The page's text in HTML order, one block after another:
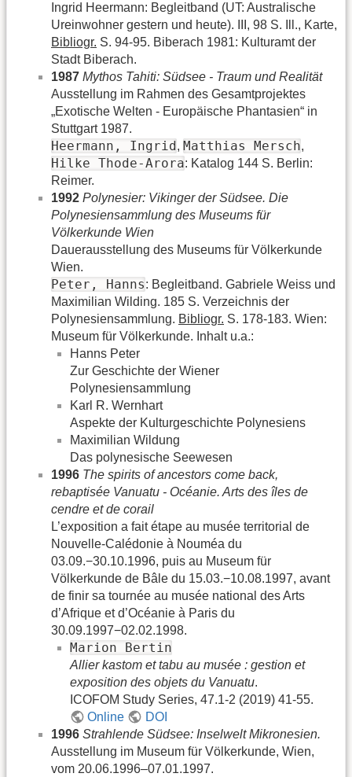
Ingrid Heermann: Begleitband (UT: Australische
Ureinwohner gestern und heute). III, 98 S. Ill., Karte,
Bibliogr. S. 94-95. Biberach 1981: Kulturamt der
Stadt Biberach.
1987 Mythos Tahiti: Südsee - Traum und Realität
Ausstellung im Rahmen des Gesamtprojektes
„Exotische Welten - Europäische Phantasien“ in
Stuttgart 1987.
Heermann, Ingrid , Matthias Mersch,
Hilke Thode-Arora: Katalog 144 S. Berlin:
Reimer.
1992 Polynesier: Vikinger der Südsee. Die
Polynesiensammlung des Museums für
Völkerkunde Wien
Dauerausstellung des Museums für Völkerkunde
Wien.
Peter, Hanns: Begleitband. Gabriele Weiss und
Maximilian Wilding. 185 S. Verzeichnis der
Polynesiensammlung. Bibliogr. S. 178-183. Wien:
Museum für Völkerkunde. Inhalt u.a.:
Hanns Peter
Zur Geschichte der Wiener
Polynesiensammlung
Karl R. Wernhart
Aspekte der Kulturgeschichte Polynesiens
Maximilian Wildung
Das polynesische Seewesen
1996 The spirits of ancestors come back,
rebaptisée Vanuatu - Océanie. Arts des îles de
cendre et de corail
L’exposition a fait étape au musée territorial de
Nouvelle-Calédonie à Nouméa du
03.09.−30.10.1996, puis au Museum für
Völkerkunde de Bâle du 15.03.−10.08.1997, avant
de finir sa tournée au musée national des Arts
d’Afrique et d’Océanie à Paris du
30.09.1997−02.02.1998.
Marion Bertin
Allier kastom et tabu au musée : gestion et
exposition des objets du Vanuatu.
ICOFOM Study Series, 47.1-2 (2019) 41-55.
Online
DOI
1996 Strahlende Südsee: Inselwelt Mikronesien.
Ausstellung im Museum für Völkerkunde, Wien,
vom 20.06.1996–07.01.1997.